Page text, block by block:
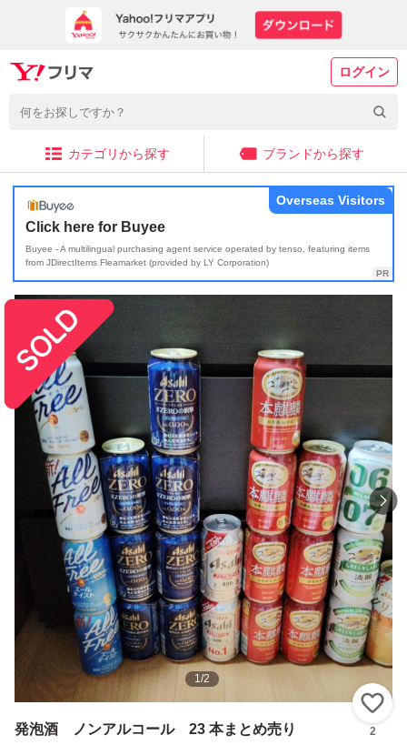
ログイン
カテゴリから探す ブランドから探す
Click here for Buyee
Buyee - A multilingual purchasing agent service operated by tenso, featuring items
from JDirectItems Fleamarket (provided by LY Corporation)
Overseas Visitors
1/2
発泡酒 ノンアルコール 23 本まとめ売り 2